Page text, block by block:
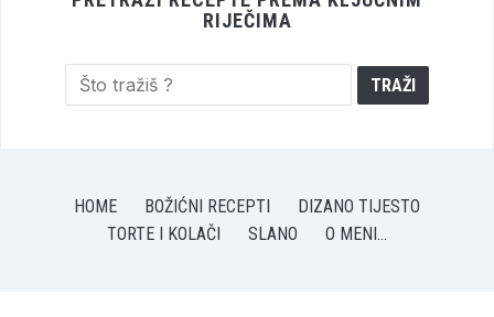
RIJEČIMA
HOME BOŽIĆNI RECEPTI
DIZANO TIJESTO
TORTE I KOLAČI
SLANO O MENI…